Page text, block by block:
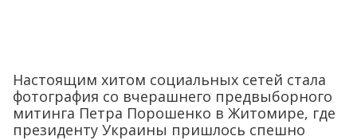
Настоящим хитом социальных сетей стала
фотография со вчерашнего предвыборного
митинга Петра Порошенко в Житомире, где
президенту Украины пришлось спешно